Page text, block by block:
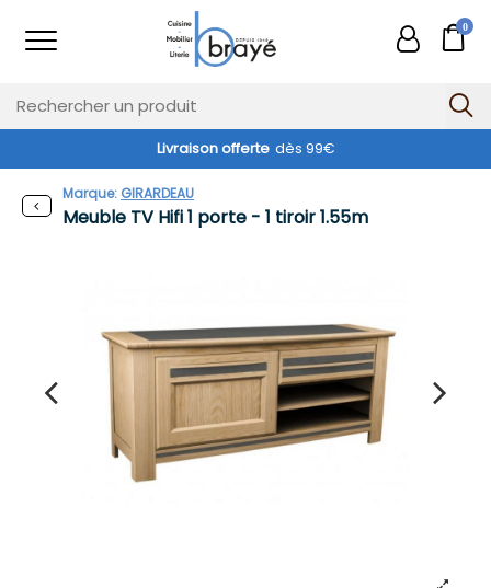
0
Livraison offerte dès 99€
Meuble TV Hifi 1 porte - 1 tiroir 1.55m
Marque: GIRARDEAU